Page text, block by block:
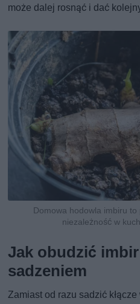
może dalej rosnąć i dać
Domowa hodowla imbiru
niezależność w
Jak obudzić
sadzeniem
Zamiast od razu sadzić